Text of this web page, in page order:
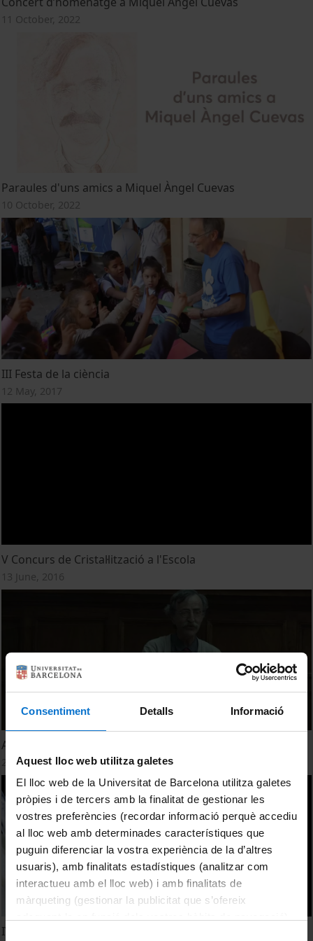
Consentiment Detalls Informació
Aquest lloc web utilitza galetes
El lloc web de la Universitat de Barcelona utilitza galetes
pròpies i de tercers amb la finalitat de gestionar les
vostres preferències (recordar informació perquè accediu
al lloc web amb determinades característiques que
puguin diferenciar la vostra experiència de la d’altres
usuaris), amb finalitats estadístiques (analitzar com
interactueu amb el lloc web) i amb finalitats de
màrqueting (gestionar la publicitat que s’ofereix
11 October, 2022
Paraules d'uns amics a Miquel Àngel Cuevas
10 October, 2022
III Festa de la ciència
12 May, 2017
V Concurs de Cristal·lització a l'Escola
13 June, 2016
Alícies Simètriques - Dr. Miquel Àngel Cuevas-Diarte
27 January, 2016
IV Concurs de Cristal·lització a l'Escola